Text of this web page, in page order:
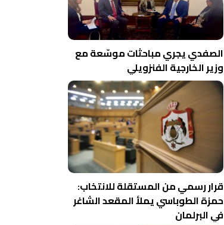
الصفدي يجري مباحثات موسّعة مع
وزير الخارجية الفنزويلي
قرار رسمي من المستقلة للانتخاب:
حمزة الطوباسي يملأ المقعد الشاغر
في البرلمان